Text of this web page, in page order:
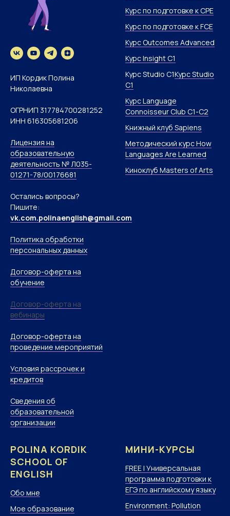
ИП Кордик Полина
Николаевна
ОГРНИП 317784700281252
ИНН 616305681206
Лицензия на
образовательную
деятельность № Л035-
01271-78/00176681
Остались вопросы?
Пишите:
vk.com.polinaenglish@gmail.com
Политика обработки
персональных данных
Договор-оферта на
обучение
Договор-оферта на
вебинары
Договор-оферта на
проведение мероприятий
Условия рассрочек и
кредитов
Сведения об
образовательной
организации
Курс по подготовке к CPE
Курс по подготовке к FCE
Курс Outcomes Advanced
Курс Insight C1
Курс Studio C1Курс Studio
C1
Курс Language
Connoisseur Club С1-C2
Книжный клуб Sapiens
Методический курс How
Languages Are Learned
Киноклуб Masters of Arts
POLINA KORDIK
SCHOOL OF
ENGLISH
Обо мне
Мое образование
МИНИ-КУРСЫ
FREE | Универсальная
программа подготовки к
ЕГЭ по английскому языку
Environment: Pollution